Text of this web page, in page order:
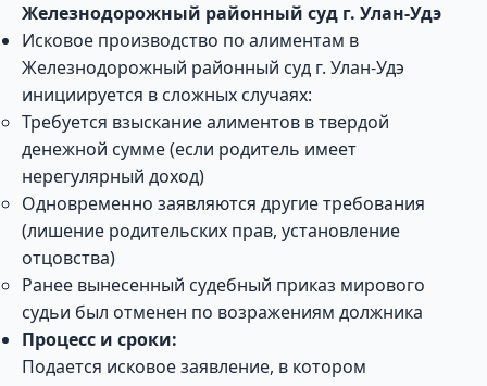
Железнодорожный районный суд г. Улан-Удэ
Исковое производство по алиментам в
Железнодорожный районный суд г. Улан-Удэ
инициируется в сложных случаях:
Требуется взыскание алиментов в твердой
денежной сумме (если родитель имеет
нерегулярный доход)
Одновременно заявляются другие требования
(лишение родительских прав, установление
отцовства)
Ранее вынесенный судебный приказ мирового
судьи был отменен по возражениям должника
Процесс и сроки:
Подается исковое заявление, в котором